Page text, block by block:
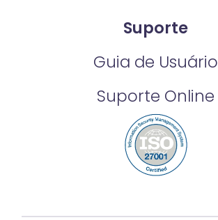
Suporte
Guia de Usuário
Suporte Online